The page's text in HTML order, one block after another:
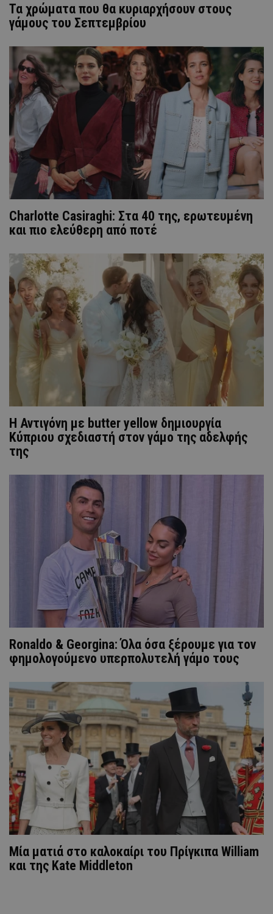
Τα χρώματα που θα κυριαρχήσουν στους
γάμους του Σεπτεμβρίου
Charlotte Casiraghi: Στα 40 της, ερωτευμένη
και πιο ελεύθερη από ποτέ
Η Αντιγόνη με butter yellow δημιουργία
Κύπριου σχεδιαστή στον γάμο της αδελφής
της
Ronaldo & Georgina: Όλα όσα ξέρουμε για τον
φημολογούμενο υπερπολυτελή γάμο τους
Μία ματιά στο καλοκαίρι του Πρίγκιπα William
και της Kate Middleton